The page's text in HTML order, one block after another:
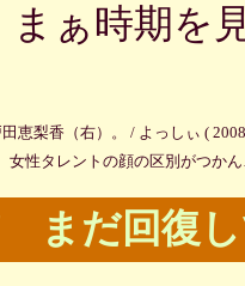
まぁ時期を
恵梨香（右）。 / よっしぃ (
性タレントの顔の区別がつか
まだ回復